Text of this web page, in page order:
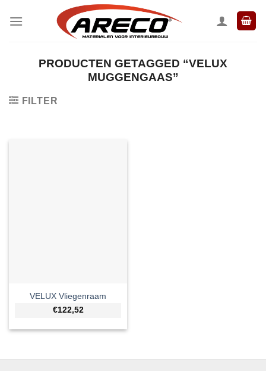
naar
PRODUCTEN GETAGGED “VELUX
MUGGENGAAS”
FILTER
VELUX Vliegenraam
€122,52